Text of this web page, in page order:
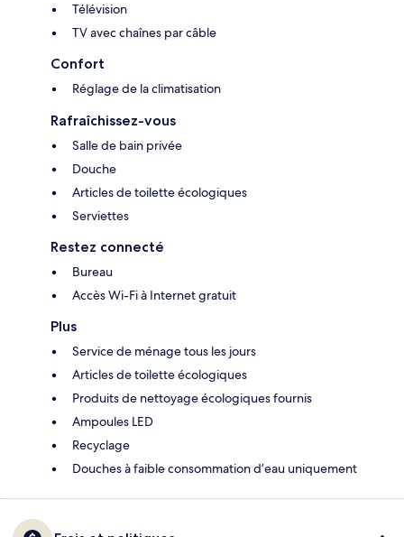
Télévision
TV avec chaînes par câble
Confort
Réglage de la climatisation
Rafraîchissez-vous
Salle de bain privée
Douche
Articles de toilette écologiques
Serviettes
Restez connecté
Bureau
Accès Wi-Fi à Internet gratuit
Plus
Service de ménage tous les jours
Articles de toilette écologiques
Produits de nettoyage écologiques fournis
Ampoules LED
Recyclage
Douches à faible consommation d’eau uniquement